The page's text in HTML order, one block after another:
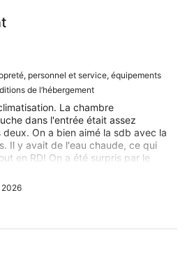
personnel et service, équipements
de l’hébergement
La chambre
dans l'entrée était assez
On a bien aimé la sdb avec la
Il y avait de l'eau chaude, ce qui
en RD! On a été surpris par le
TOUS béni le lendemain matin via
et conviction en espagnol bien
2026